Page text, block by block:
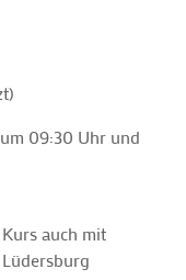
09:30 Uhr und
auch mit